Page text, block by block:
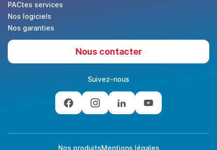
PACtes services
Nos logiciels
Nos garanties
Nous contacter
Suivez-nous
Nos produitsMentions légales